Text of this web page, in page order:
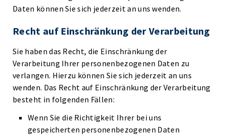
Daten können Sie sich jederzeit an uns wenden.
Recht auf Einschränkung der Verarbeitung
Sie haben das Recht, die Einschränkung der
Verarbeitung Ihrer personenbezogenen Daten zu
verlangen. Hierzu können Sie sich jederzeit an uns
wenden. Das Recht auf Einschränkung der Verarbeitung
besteht in folgenden Fällen:
Wenn Sie die Richtigkeit Ihrer bei uns
gespeicherten personenbezogenen Daten